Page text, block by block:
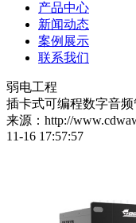
产品中心
新闻动态
案例展示
联系我们
弱电工程
插卡式可编程数字音
来源：http://
11-16 17:57:57